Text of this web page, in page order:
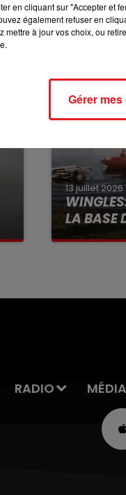
13 juillet 2026
LA BASE
La victime
RADIO
en cliquant sur "Accepter et
également refuser en
mettre à jour vos choix, ou
Gérer